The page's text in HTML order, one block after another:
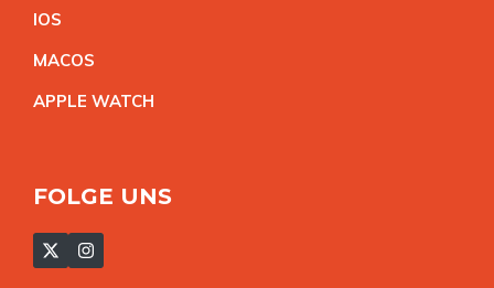
IOS
MACOS
APPLE WATCH
FOLGE UNS